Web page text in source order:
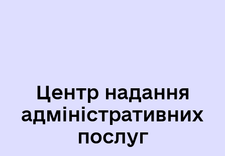
Центр надання
адміністративних
послуг